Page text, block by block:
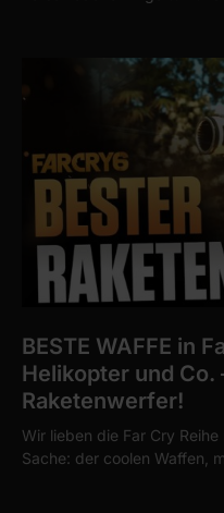
BESTE WAFFE in
Helikopter und Co.
Raketenwerfer!
Wir lieben die Far Cry
Sache: der coolen Waffen,